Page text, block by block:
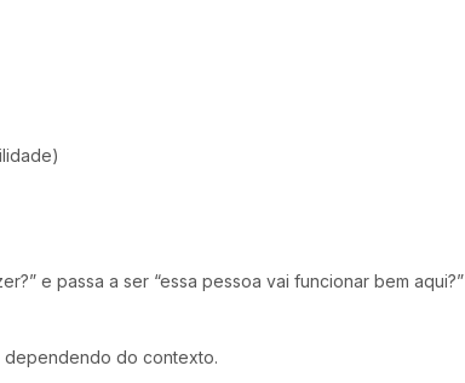
e passa a ser “essa pessoa vai funcionar bem aqui?”
dependendo do contexto.